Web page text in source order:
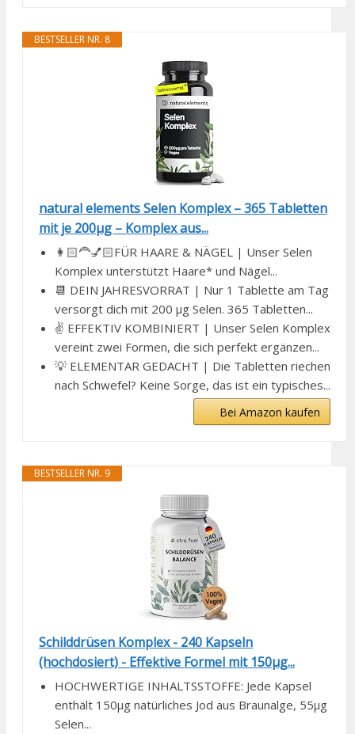
BESTSELLER NR. 8
natural elements Selen Komplex – 365 Tabletten
mit je 200µg – Komplex aus...
👩🏻‍🦰💅🏻FÜR HAARE & NÄGEL | Unser Selen
Komplex unterstützt Haare* und Nägel...
📆 DEIN JAHRESVORRAT | Nur 1 Tablette am Tag
versorgt dich mit 200 µg Selen. 365 Tabletten...
✌️ EFFEKTIV KOMBINIERT | Unser Selen Komplex
vereint zwei Formen, die sich perfekt ergänzen...
💡 ELEMENTAR GEDACHT | Die Tabletten riechen
nach Schwefel? Keine Sorge, das ist ein typisches...
Bei Amazon kaufen
BESTSELLER NR. 9
Schilddrüsen Komplex - 240 Kapseln
(hochdosiert) - Effektive Formel mit 150µg...
HOCHWERTIGE INHALTSSTOFFE: Jede Kapsel
enthält 150µg natürliches Jod aus Braunalge, 55µg
Selen...